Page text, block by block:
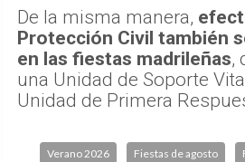
De la misma manera,
Protección Civil también
en las fiestas madrileñas,
una Unidad de Soporte
Unidad de Primera
Verano 2026 Fiestas de agosto